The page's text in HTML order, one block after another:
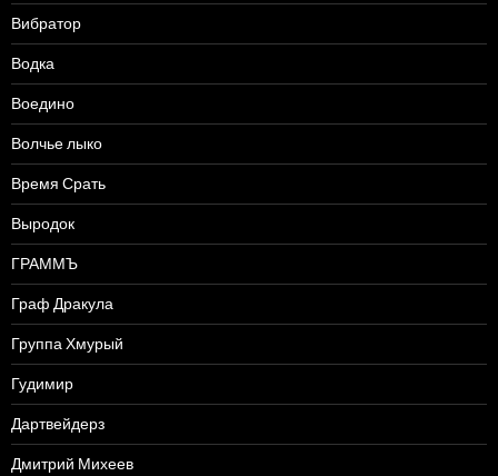
Вибратор
Водка
Воедино
Волчье лыко
Время Срать
Выродок
ГРАММЪ
Граф Дракула
Группа Хмурый
Гудимир
Дартвейдерз
Дмитрий Михеев